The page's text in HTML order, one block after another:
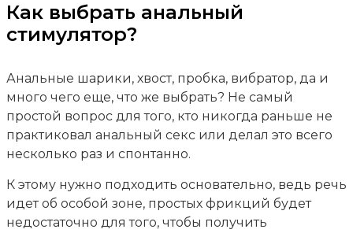
Как выбрать анальный
стимулятор?
Анальные шарики, хвост, пробка, вибратор, да и
много чего еще, что же выбрать? Не самый
простой вопрос для того, кто никогда раньше не
практиковал анальный секс или делал это всего
несколько раз и спонтанно.
К этому нужно подходить основательно, ведь речь
идет об особой зоне, простых фрикций будет
недостаточно для того, чтобы получить